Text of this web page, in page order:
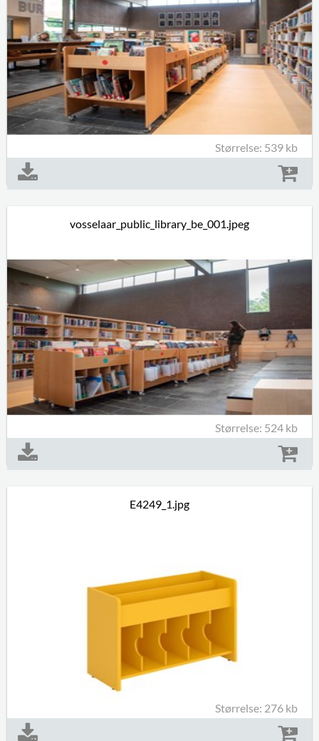
Størrelse: 539 kb
vosselaar_public_library_be_001.jpeg
Størrelse: 524 kb
E4249_1.jpg
Størrelse: 276 kb